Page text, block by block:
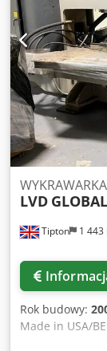
Tipton 1 443
LVD
Rok budowy:
Made in USA/
STEROWANIE